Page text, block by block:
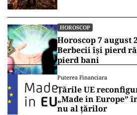
HOROSCOP
Horoscop 7 august
Berbecii își pierd
pierd bani
Puterea Financiara
Țările UE
„Made in Europe”
nu al țărilor